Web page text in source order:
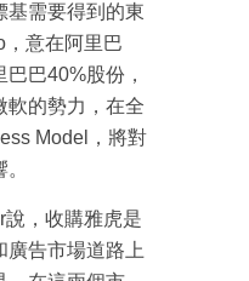
基需要得到的東
意在阿里巴
巴40%股份，
軟的勢力，在全
Model，將對
，收購雅虎是
廣告市場道路上